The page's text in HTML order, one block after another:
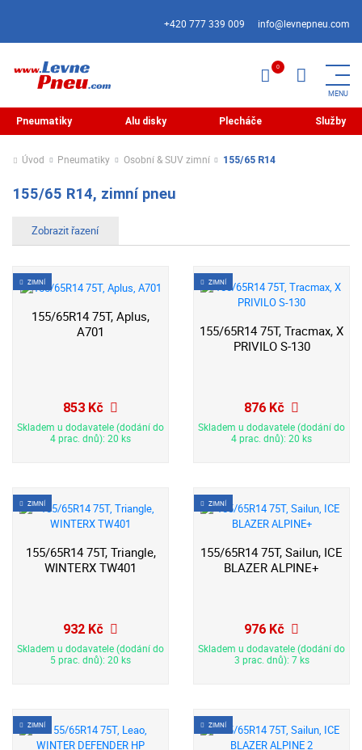
+420 777 339 009 info@levnepneu.com
Pneumatiky Alu disky Plecháče Služby
Úvod Pneumatiky Osobní & SUV zimní 155/65 R14
155/65 R14, zimní pneu
ZIMNÍ
155/65R14 75T, Aplus,
A701
853 Kč
Skladem u dodavatele (dodání do
4 prac. dnů): 20 ks
ZIMNÍ
155/65R14 75T, Tracmax, X
PRIVILO S-130
876 Kč
Skladem u dodavatele (dodání do
4 prac. dnů): 20 ks
ZIMNÍ
155/65R14 75T, Triangle,
WINTERX TW401
932 Kč
Skladem u dodavatele (dodání do
5 prac. dnů): 20 ks
ZIMNÍ
155/65R14 75T, Sailun, ICE
BLAZER ALPINE+
976 Kč
Skladem u dodavatele (dodání do
3 prac. dnů): 7 ks
ZIMNÍ ZIMNÍ